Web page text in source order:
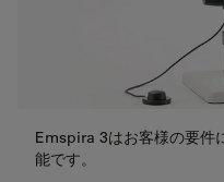
Emspira 3はお客様の要件
能です。